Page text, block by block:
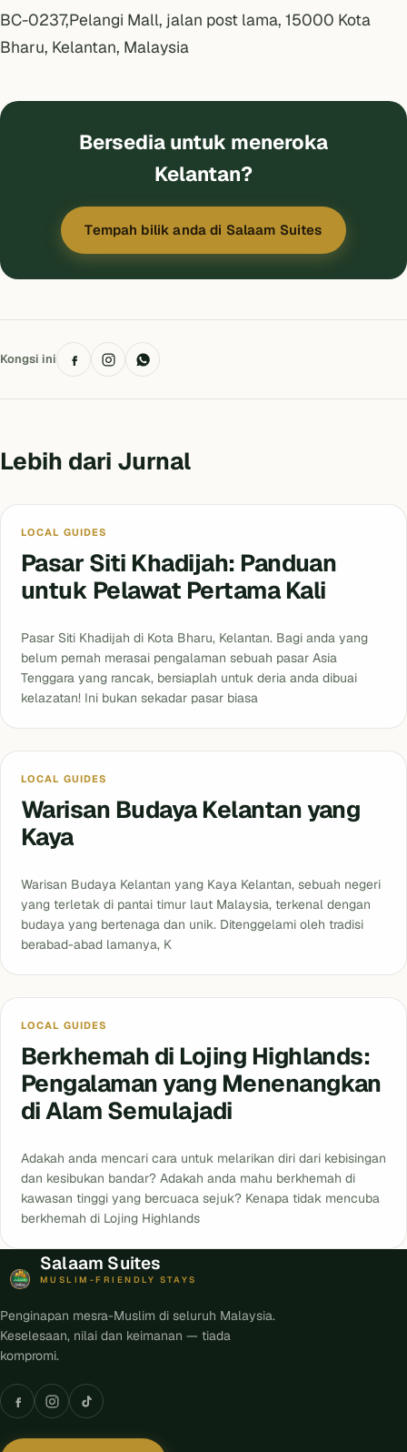
BC-0237,Pelangi Mall, jalan post lama, 15000 Kota
Bharu, Kelantan, Malaysia
Bersedia untuk meneroka
Kelantan?
Tempah bilik anda di Salaam Suites
Kongsi ini
Lebih dari Jurnal
LOCAL GUIDES
Pasar Siti Khadijah: Panduan
untuk Pelawat Pertama Kali
Pasar Siti Khadijah di Kota Bharu, Kelantan. Bagi anda yang
belum pernah merasai pengalaman sebuah pasar Asia
Tenggara yang rancak, bersiaplah untuk deria anda dibuai
kelazatan! Ini bukan sekadar pasar biasa
Blog
LOCAL GUIDES
Warisan Budaya Kelantan yang
Kaya
Warisan Budaya Kelantan yang Kaya Kelantan, sebuah negeri
yang terletak di pantai timur laut Malaysia, terkenal dengan
budaya yang bertenaga dan unik. Ditenggelami oleh tradisi
berabad-abad lamanya, K
Blog
LOCAL GUIDES
Berkhemah di Lojing Highlands:
Pengalaman yang Menenangkan
di Alam Semulajadi
Adakah anda mencari cara untuk melarikan diri dari kebisingan
dan kesibukan bandar? Adakah anda mahu berkhemah di
kawasan tinggi yang bercuaca sejuk? Kenapa tidak mencuba
berkhemah di Lojing Highlands
Salaam Suites
MUSLIM-FRIENDLY STAYS
Penginapan mesra-Muslim di seluruh Malaysia.
Keselesaan, nilai dan keimanan — tiada
kompromi.